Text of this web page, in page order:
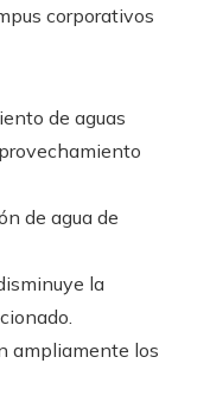
corporativos
de aguas
de agua de
la
ampliamente los